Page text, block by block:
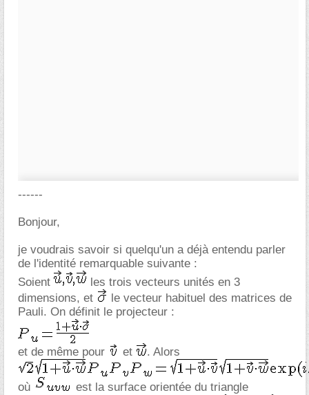
------
Bonjour,
je voudrais savoir si quelqu'un a déjà entendu parler
de l'identité remarquable suivante :
Soient
les trois vecteurs unités en 3
dimensions, et
le vecteur habituel des matrices de
Pauli. On définit le projecteur :
et de même pour et . Alors
où
est la surface orientée du triangle